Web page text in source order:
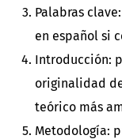
Palabras
en español si
Introducción:
originalidad
teórico más
Metodología: